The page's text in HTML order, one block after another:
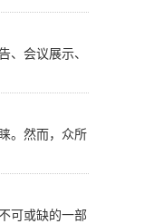
会议展示、
。然而，众所
可或缺的一部